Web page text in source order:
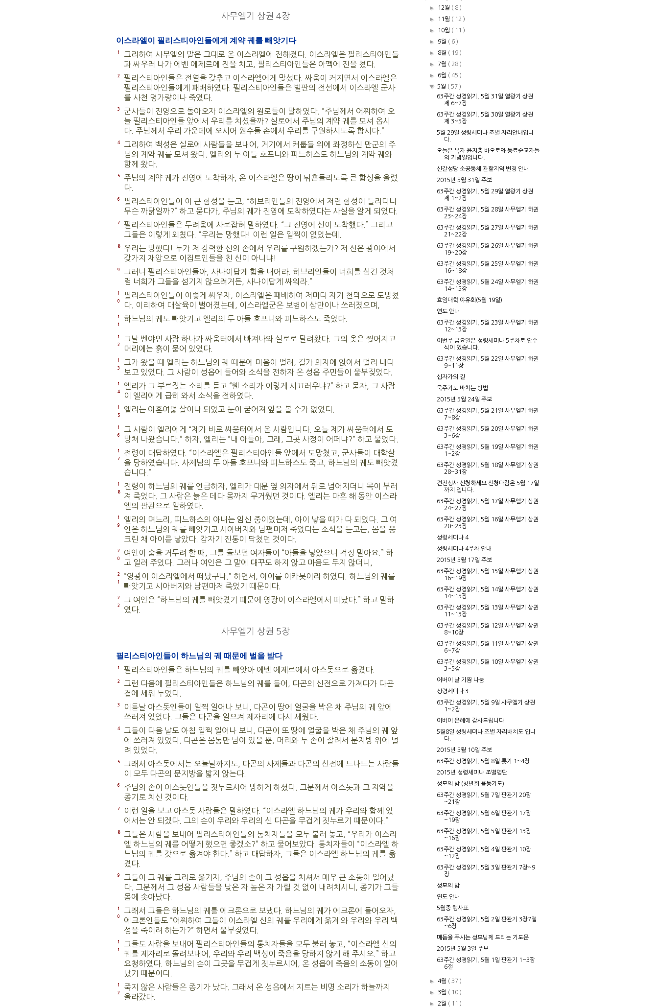
사무엘기 상권 4장
이스라엘이 필리스티아인들에게 계약 궤를 빼앗기다
1
그리하여 사무엘의 말은 그대로 온 이스라엘에 전해졌다. 이스라엘은 필리스티아인들
과 싸우러 나가 에벤 에제르에 진을 치고, 필리스티아인들은 아펙에 진을 쳤다.
2
필리스티아인들은 전열을 갖추고 이스라엘에게 맞섰다. 싸움이 커지면서 이스라엘은
필리스티아인들에게 패배하였다. 필리스티아인들은 벌판의 전선에서 이스라엘 군사
를 사천 명가량이나 죽였다.
3
군사들이 진영으로 돌아오자 이스라엘의 원로들이 말하였다. “주님께서 어찌하여 오
늘 필리스티아인들 앞에서 우리를 치셨을까? 실로에서 주님의 계약 궤를 모셔 옵시
다. 주님께서 우리 가운데에 오시어 원수들 손에서 우리를 구원하시도록 합시다.”
4
그리하여 백성은 실로에 사람들을 보내어, 거기에서 커룹들 위에 좌정하신 만군의 주
님의 계약 궤를 모셔 왔다. 엘리의 두 아들 호프니와 피느하스도 하느님의 계약 궤와
함께 왔다.
5
주님의 계약 궤가 진영에 도착하자, 온 이스라엘은 땅이 뒤흔들리도록 큰 함성을 올렸
다.
6
필리스티아인들이 이 큰 함성을 듣고, “히브리인들의 진영에서 저런 함성이 들리다니
무슨 까닭일까?” 하고 묻다가, 주님의 궤가 진영에 도착하였다는 사실을 알게 되었다.
7
필리스티아인들은 두려움에 사로잡혀 말하였다. “그 진영에 신이 도착했다.” 그리고
그들은 이렇게 외쳤다. “우리는 망했다! 이런 일은 일찍이 없었는데.
8
우리는 망했다! 누가 저 강력한 신의 손에서 우리를 구원하겠는가? 저 신은 광야에서
갖가지 재앙으로 이집트인들을 친 신이 아니냐!
9
그러니 필리스티아인들아, 사나이답게 힘을 내어라. 히브리인들이 너희를 섬긴 것처
럼 너희가 그들을 섬기지 않으려거든, 사나이답게 싸워라.”
1
0
필리스티아인들이 이렇게 싸우자, 이스라엘은 패배하여 저마다 자기 천막으로 도망쳤
다. 이리하여 대살육이 벌어졌는데, 이스라엘군은 보병이 삼만이나 쓰러졌으며,
1
1
하느님의 궤도 빼앗기고 엘리의 두 아들 호프니와 피느하스도 죽었다.
1
2
그날 벤야민 사람 하나가 싸움터에서 빠져나와 실로로 달려왔다. 그의 옷은 찢어지고
머리에는 흙이 묻어 있었다.
1
3
그가 왔을 때 엘리는 하느님의 궤 때문에 마음이 떨려, 길가 의자에 앉아서 멀리 내다
보고 있었다. 그 사람이 성읍에 들어와 소식을 전하자 온 성읍 주민들이 울부짖었다.
1
4
엘리가 그 부르짖는 소리를 듣고 “웬 소리가 이렇게 시끄러우냐?” 하고 묻자, 그 사람
이 엘리에게 급히 와서 소식을 전하였다.
1
5
엘리는 아흔여덟 살이나 되었고 눈이 굳어져 앞을 볼 수가 없었다.
1
6
그 사람이 엘리에게 “제가 바로 싸움터에서 온 사람입니다. 오늘 제가 싸움터에서 도
망쳐 나왔습니다.” 하자, 엘리는 “내 아들아, 그래, 그곳 사정이 어떠냐?” 하고 물었다.
1
7
전령이 대답하였다. “이스라엘은 필리스티아인들 앞에서 도망쳤고, 군사들이 대학살
을 당하였습니다. 사제님의 두 아들 호프니와 피느하스도 죽고, 하느님의 궤도 빼앗겼
습니다.”
1
8
전령이 하느님의 궤를 언급하자, 엘리가 대문 옆 의자에서 뒤로 넘어지더니 목이 부러
져 죽었다. 그 사람은 늙은 데다 몸까지 무거웠던 것이다. 엘리는 마흔 해 동안 이스라
엘의 판관으로 일하였다.
1
9
엘리의 며느리, 피느하스의 아내는 임신 중이었는데, 아이 낳을 때가 다 되었다. 그 여
인은 하느님의 궤를 빼앗기고 시아버지와 남편마저 죽었다는 소식을 듣고는, 몸을 웅
크린 채 아이를 낳았다. 갑자기 진통이 닥쳤던 것이다.
2
0
여인이 숨을 거두려 할 때, 그를 돌보던 여자들이 “아들을 낳았으니 걱정 말아요.” 하
고 일러 주었다. 그러나 여인은 그 말에 대꾸도 하지 않고 마음도 두지 않더니,
2
1
“영광이 이스라엘에서 떠났구나.” 하면서, 아이를 이카봇이라 하였다. 하느님의 궤를
빼앗기고 시아버지와 남편마저 죽었기 때문이다.
2
2
그 여인은 “하느님의 궤를 빼앗겼기 때문에 영광이 이스라엘에서 떠났다.” 하고 말하
였다.
사무엘기 상권 5장
필리스티아인들이 하느님의 궤 때문에 벌을 받다
1 필리스티아인들은 하느님의 궤를 빼앗아 에벤 에제르에서 아스돗으로 옮겼다.
2
그런 다음에 필리스티아인들은 하느님의 궤를 들어, 다곤의 신전으로 가져다가 다곤
곁에 세워 두었다.
3
이튿날 아스돗인들이 일찍 일어나 보니, 다곤이 땅에 얼굴을 박은 채 주님의 궤 앞에
쓰러져 있었다. 그들은 다곤을 일으켜 제자리에 다시 세웠다.
4
그들이 다음 날도 아침 일찍 일어나 보니, 다곤이 또 땅에 얼굴을 박은 채 주님의 궤 앞
에 쓰러져 있었다. 다곤은 몸통만 남아 있을 뿐, 머리와 두 손이 잘려서 문지방 위에 널
려 있었다.
5
그래서 아스돗에서는 오늘날까지도, 다곤의 사제들과 다곤의 신전에 드나드는 사람들
이 모두 다곤의 문지방을 밟지 않는다.
6
주님의 손이 아스돗인들을 짓누르시어 망하게 하셨다. 그분께서 아스돗과 그 지역을
종기로 치신 것이다.
7
이런 일을 보고 아스돗 사람들은 말하였다. “이스라엘 하느님의 궤가 우리와 함께 있
어서는 안 되겠다. 그의 손이 우리와 우리의 신 다곤을 무겁게 짓누르기 때문이다.”
8
그들은 사람을 보내어 필리스티아인들의 통치자들을 모두 불러 놓고, “우리가 이스라
엘 하느님의 궤를 어떻게 했으면 좋겠소?” 하고 물어보았다. 통치자들이 “이스라엘 하
느님의 궤를 갓으로 옮겨야 한다.” 하고 대답하자, 그들은 이스라엘 하느님의 궤를 옮
겼다.
9
그들이 그 궤를 그리로 옮기자, 주님의 손이 그 성읍을 치셔서 매우 큰 소동이 일어났
다. 그분께서 그 성읍 사람들을 낮은 자 높은 자 가릴 것 없이 내려치시니, 종기가 그들
몸에 솟아났다.
1
0
그래서 그들은 하느님의 궤를 에크론으로 보냈다. 하느님의 궤가 에크론에 들어오자,
에크론인들도 “어찌하여 그들이 이스라엘 신의 궤를 우리에게 옮겨 와 우리와 우리 백
성을 죽이려 하는가?” 하면서 울부짖었다.
1
1
그들도 사람을 보내어 필리스티아인들의 통치자들을 모두 불러 놓고, “이스라엘 신의
궤를 제자리로 돌려보내어, 우리와 우리 백성이 죽음을 당하지 않게 해 주시오.” 하고
요청하였다. 하느님의 손이 그곳을 무겁게 짓누르시어, 온 성읍에 죽음의 소동이 일어
났기 때문이다.
1
2
죽지 않은 사람들은 종기가 났다. 그래서 온 성읍에서 지르는 비명 소리가 하늘까지
올라갔다.
►
12월 ( 8 )
►
11월 ( 12 )
►
10월 ( 11 )
► 9월 ( 6 )
► 8월 ( 19 )
► 7월 ( 28 )
► 6월 ( 45 )
▼ 5월 ( 57 )
63주간 성경읽기, 5월 31일 열왕기 상권
제 6~7장
63주간 성경읽기, 5월 30일 열왕기 상권
제 3~5장
5월 29일 성령세미나 조별 자리안내입니
다.
오늘은 복자 윤지충 바오로와 동료순교자들
의 기념일입니다.
신갈성당 소공동체 관할지역 변경 안내
2015년 5월 31일 주보
63주간 성경읽기, 5월 29일 열왕기 상권
제 1~2장
63주간 성경읽기, 5월 28일 사무엘기 하권
23~24장
63주간 성경읽기, 5월 27일 사무엘기 하권
21~22장
63주간 성경읽기, 5월 26일 사무엘기 하권
19~20장
63주간 성경읽기, 5월 25일 사무엘기 하권
16~18장
63주간 성경읽기, 5월 24일 사무엘기 하권
14~15장
효임대학 야유회(5월 19일)
연도 안내
63주간 성경읽기, 5월 23일 사무엘기 하권
12~13장
이번주 금요일은 성령세미나 5주차로 안수
식이 있습니다.
63주간 성경읽기, 5월 22일 사무엘기 하권
9~11장
십자가의 길
묵주기도 바치는 방법
2015년 5월 24일 주보
63주간 성경읽기, 5월 21일 사무엘기 하권
7~8장
63주간 성경읽기, 5월 20일 사무엘기 하권
3~6장
63주간 성경읽기, 5월 19일 사무엘기 하권
1~2장
63주간 성경읽기, 5월 18일 사무엘기 상권
28~31장
견진성사 신청하세요 신청마감은 5월 17일
까지 입니다.
63주간 성경읽기, 5월 17일 사무엘기 상권
24~27장
63주간 성경읽기, 5월 16일 사무엘기 상권
20~23장
성령세미나 4
성령세미나 4주차 안내
2015년 5월 17일 주보
63주간 성경읽기, 5월 15일 사무엘기 상권
16~19장
63주간 성경읽기, 5월 14일 사무엘기 상권
14~15장
63주간 성경읽기, 5월 13일 사무엘기 상권
11~13장
63주간 성경읽기, 5월 12일 사무엘기 상권
8~10장
63주간 성경읽기, 5월 11일 사무엘기 상권
6~7장
63주간 성경읽기, 5월 10일 사무엘기 상권
3~5장
어버이 날 기쁨 나눔
성령세미나 3
63주간 성경읽기, 5월 9일 사무엘기 상권
1~2장
어버이 은혜에 감사드립니다
5월8일 성령세미나 조별 자리배치도 입니
다.
2015년 5월 10일 주보
63주간 성경읽기, 5월 8일 룻기 1~4장
2015년 성령세미나 조별명단
성모의 밤 (청년회 율동기도)
63주간 성경읽기, 5월 7일 판관기 20장
~21장
63주간 성경읽기, 5월 6일 판관기 17장
~19장
63주간 성경읽기, 5월 5일 판관기 13장
~16장
63주간 성경읽기, 5월 4일 판관기 10장
~12장
63주간 성경읽기, 5월 3일 판관기 7장~9
장
성모의 밤
연도 안내
5월중 행사표
63주간 성경읽기, 5월 2일 판관기 3장7절
~6장
매듭을 푸시는 성모님께 드리는 기도문
2015년 5월 3일 주보
63주간 성경읽기, 5월 1일 판관기 1~3장
6절
►4월 ( 37 )
► 3월 ( 10 )
► 2월 ( 11 )